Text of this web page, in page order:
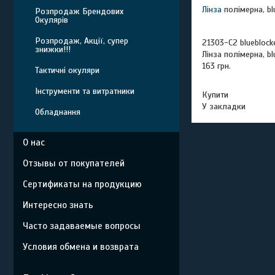
Лінза полімерна,
21303-C2
Лінза полімерна,
163 грн.
Купити
У закладки
Розпродаж Брендових
Окулярів
Розпродаж, Акції, супер
знижки!!!
Тактичні окуляри
Інструменти та витратники
Обладнання
О нас
Отзывы от покупателей
Сертификаты на продукцию
Интересно знать
Часто задаваемые вопросы
Условия обмена и возврата